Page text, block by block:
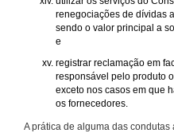
renegociações de dívidas
sendo o valor principal a
e
registrar reclamação em
responsável pelo produto
exceto nos casos em que
os fornecedores.
A prática de alguma das